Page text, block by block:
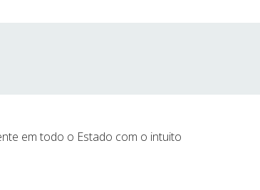
em todo o Estado com o intuito